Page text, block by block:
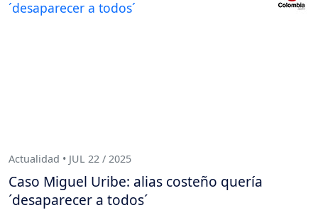
Actualidad • JUL 22 / 2025
Caso Miguel Uribe: alias costeño quería
´desaparecer a todos´